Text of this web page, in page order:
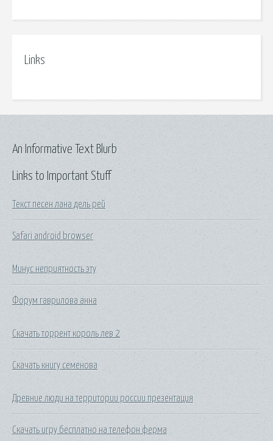
Links
Links to Important Stuff
Текст песен лана дель рей
Safari android browser
Минус неприятность эту
Форум гаврилова анна
Скачать торрент король лев 2
Скачать книгу семенова
Древние люди на территории россии презентация
Скачать игру бесплатно на телефон ферма
An Informative Text Blurb